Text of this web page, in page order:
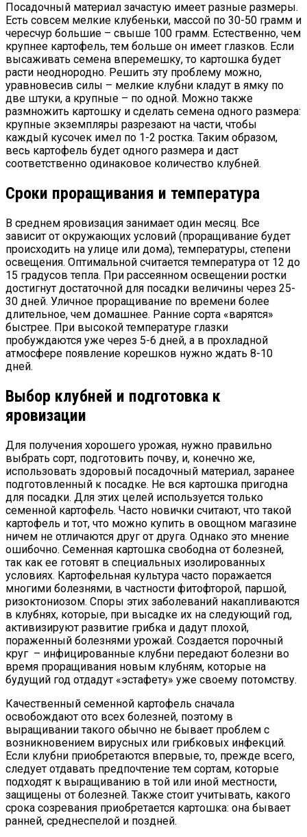
Посадочный материал зачастую имеет разные размеры.
Есть совсем мелкие клубеньки, массой по 30-50 грамм и
чересчур большие – свыше 100 грамм. Естественно, чем
крупнее картофель, тем больше он имеет глазков. Если
высаживать семена вперемешку, то картошка будет
расти неоднородно. Решить эту проблему можно,
уравновесив силы – мелкие клубни кладут в ямку по
две штуки, а крупные – по одной. Можно также
размножить картошку и сделать семена одного размера:
крупные экземпляры разрезают на части, чтобы
каждый кусочек имел по 1-2 ростка. Таким образом,
весь картофель будет одного размера и даст
соответственно одинаковое количество клубней.
Сроки проращивания и температура
В среднем яровизация занимает один месяц. Все
зависит от окружающих условий (проращивание будет
происходить на улице или дома), температуры, степени
освещения. Оптимальной считается температура от 12 до
15 градусов тепла. При рассеянном освещении ростки
достигнут достаточной для посадки величины через 25-
30 дней. Уличное проращивание по времени более
длительное, чем домашнее. Ранние сорта «варятся»
быстрее. При высокой температуре глазки
пробуждаются уже через 5-6 дней, а в прохладной
атмосфере появление корешков нужно ждать 8-10
дней.
Выбор клубней и подготовка к
яровизации
Для получения хорошего урожая, нужно правильно
выбрать сорт, подготовить почву, и, конечно же,
использовать здоровый посадочный материал, заранее
подготовленный к посадке. Не вся картошка пригодна
для посадки. Для этих целей используется только
семенной картофель. Часто новички считают, что такой
картофель и тот, что можно купить в овощном магазине
ничем не отличаются друг от друга. Однако это мнение
ошибочно. Семенная картошка свободна от болезней,
так как ее готовят в специальных изолированных
условиях. Картофельная культура часто поражается
многими болезнями, в частности фитофторой, паршой,
ризоктониозом. Споры этих заболеваний накапливаются
в клубнях, которые, при высадке их на следующий год,
активизируют развитие грибка и дадут плохой,
пораженный болезнями урожай. Создается порочный
круг – инфицированные клубни передают болезни во
время проращивания новым клубням, которые на
будущий год отдадут «эстафету» уже своему потомству.
Качественный семенной картофель сначала
освобождают ото всех болезней, поэтому в
выращивании такого обычно не бывает проблем с
возникновением вирусных или грибковых инфекций.
Если клубни приобретаются впервые, то, прежде всего,
следует отдавать предпочтение тем сортам, которые
подходят к выращиванию в той или иной местности,
защищены от болезней. Также стоит учитывать, какого
срока созревания приобретается картошка: она бывает
ранней, среднеспелой и поздней.